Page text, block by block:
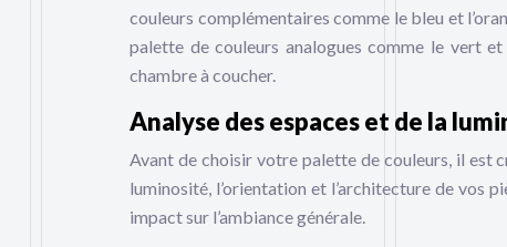
couleurs complémentaires comme le bleu et
palette de couleurs analogues comme le vert
chambre à coucher.
Analyse des espaces et de la
Avant de choisir votre palette de couleurs, il est
luminosité, l’orientation et l’architecture de vos
impact sur l’ambiance générale.